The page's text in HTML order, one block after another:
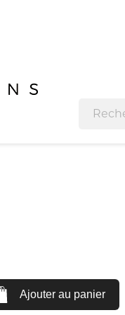
Ajouter au panier